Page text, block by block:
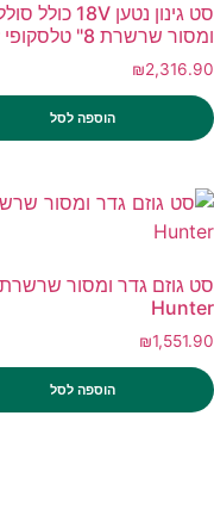
ומסור שרשרת 8" טלסקופי Hunter
₪2,316.90
הוספה לסל
Hunter
₪1,551.90
הוספה לסל